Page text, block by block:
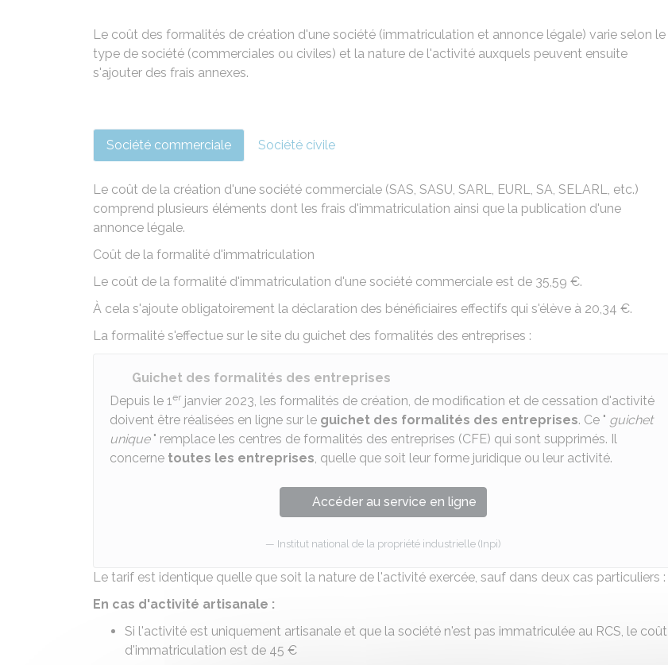
Le coût des formalités de création d'une société (immatriculation et annonce légale) varie selon le
type de société (commerciales ou civiles) et la nature de l'activité auxquels peuvent ensuite
s'ajouter des frais annexes.
Société commerciale Société civile
Le coût de la création d'une société commerciale (SAS, SASU, SARL, EURL, SA, SELARL, etc.)
comprend plusieurs éléments dont les frais d'immatriculation ainsi que la publication d'une
annonce légale.
Coût de la formalité d'immatriculation
Le coût de la formalité d'immatriculation d'une société commerciale est de 35,59 €.
À cela s'ajoute obligatoirement la déclaration des bénéficiaires effectifs qui s'élève à 20,34 €.
La formalité s'effectue sur le site du guichet des formalités des entreprises :
Guichet des formalités des entreprises
Depuis le 1er janvier 2023, les formalités de création, de modification et de cessation d'activité
doivent être réalisées en ligne sur le guichet des formalités des entreprises. Ce " guichet
unique" remplace les centres de formalités des entreprises (CFE) qui sont supprimés. Il
concerne toutes les entreprises, quelle que soit leur forme juridique ou leur activité.
Accéder au service en ligne
Institut national de la propriété industrielle (Inpi)
Le tarif est identique quelle que soit la nature de l'activité exercée, sauf dans deux cas particuliers :
En cas d'activité artisanale :
Si l'activité est uniquement artisanale et que la société n'est pas immatriculée au RCS, le coût
d'immatriculation est de 45 €